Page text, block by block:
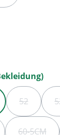
NICHT
52(DIESE
60-5CM